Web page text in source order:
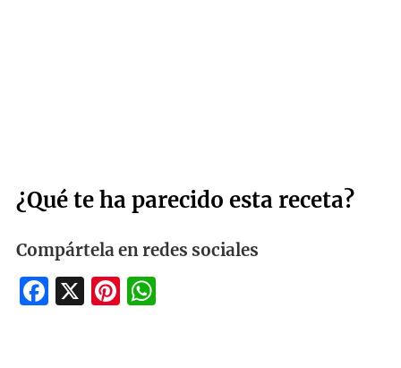
¿Qué te ha parecido esta receta?
Compártela en redes sociales
Facebook
X Pinterest
WhatsApp